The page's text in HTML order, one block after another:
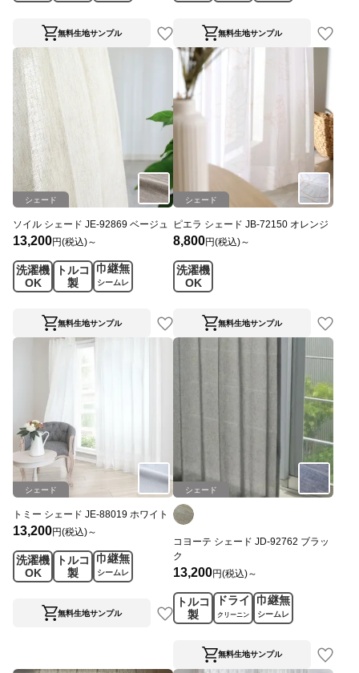
ス
無料生地サンプル
ス
無料生地サンプル
シェード
ソイル シェード JE-92869 ベージュ
13,200円(税込)～
洗濯機
OK
トルコ
製
巾継無
シームレ
ス
無料生地サンプル
シェード
ピエラ シェード JB-72150 オレンジ
8,800円(税込)～
洗濯機
OK
無料生地サンプル
シェード
トミー シェード JE-88019 ホワイト
13,200円(税込)～
洗濯機
OK
トルコ
製
巾継無
シームレ
ス
無料生地サンプル
シェード
コヨーテ シェード JD-92762 ブラッ
ク
13,200円(税込)～
トルコ
製
ドライ
クリーニン
巾継無
シームレ
ス
無料生地サンプル